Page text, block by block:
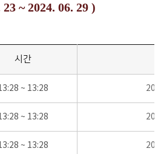
~ 2024. 06. 29 )
시간
~ 13:28
~ 13:28
~ 13:28